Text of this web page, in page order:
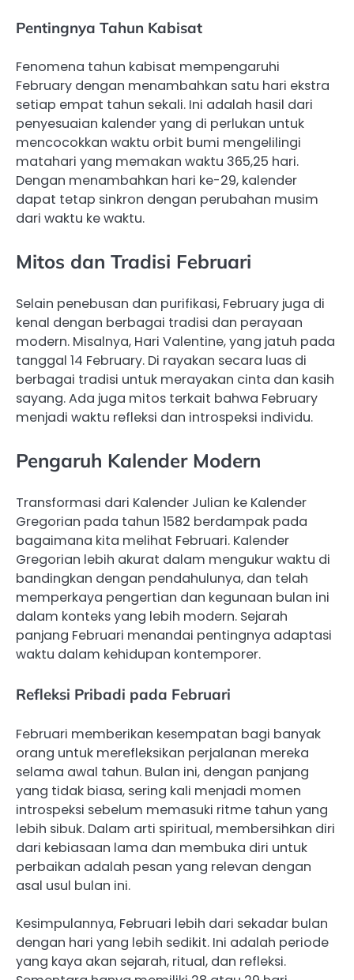
Pentingnya Tahun Kabisat
Fenomena tahun kabisat mempengaruhi
February dengan menambahkan satu hari ekstra
setiap empat tahun sekali. Ini adalah hasil dari
penyesuaian kalender yang di perlukan untuk
mencocokkan waktu orbit bumi mengelilingi
matahari yang memakan waktu 365,25 hari.
Dengan menambahkan hari ke-29, kalender
dapat tetap sinkron dengan perubahan musim
dari waktu ke waktu.
Mitos dan Tradisi Februari
Selain penebusan dan purifikasi, February juga di
kenal dengan berbagai tradisi dan perayaan
modern. Misalnya, Hari Valentine, yang jatuh pada
tanggal 14 February. Di rayakan secara luas di
berbagai tradisi untuk merayakan cinta dan kasih
sayang. Ada juga mitos terkait bahwa February
menjadi waktu refleksi dan introspeksi individu.
Pengaruh Kalender Modern
Transformasi dari Kalender Julian ke Kalender
Gregorian pada tahun 1582 berdampak pada
bagaimana kita melihat Februari. Kalender
Gregorian lebih akurat dalam mengukur waktu di
bandingkan dengan pendahulunya, dan telah
memperkaya pengertian dan kegunaan bulan ini
dalam konteks yang lebih modern. Sejarah
panjang Februari menandai pentingnya adaptasi
waktu dalam kehidupan kontemporer.
Refleksi Pribadi pada Februari
Februari memberikan kesempatan bagi banyak
orang untuk merefleksikan perjalanan mereka
selama awal tahun. Bulan ini, dengan panjang
yang tidak biasa, sering kali menjadi momen
introspeksi sebelum memasuki ritme tahun yang
lebih sibuk. Dalam arti spiritual, membersihkan diri
dari kebiasaan lama dan membuka diri untuk
perbaikan adalah pesan yang relevan dengan
asal usul bulan ini.
Kesimpulannya, Februari lebih dari sekadar bulan
dengan hari yang lebih sedikit. Ini adalah periode
yang kaya akan sejarah, ritual, dan refleksi.